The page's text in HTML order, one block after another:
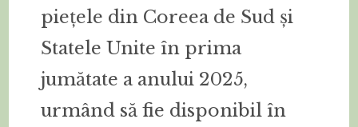
piețele din Coreea de Sud și
Statele Unite în prima
jumătate a anului 2025,
urmând să fie disponibil în